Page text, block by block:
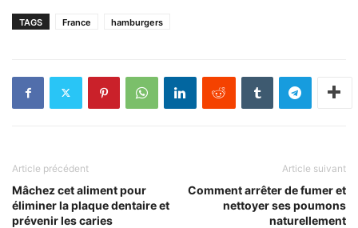
TAGS France hamburgers
Article précédent
Mâchez cet aliment pour
éliminer la plaque dentaire et
prévenir les caries
Article suivant
Comment arrêter de fumer et
nettoyer ses poumons
naturellement